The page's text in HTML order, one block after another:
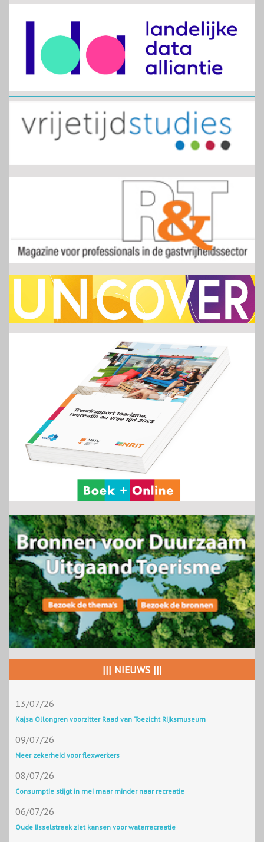
||| NIEUWS |||
13/07/26
Kajsa Ollongren voorzitter Raad van Toezicht Rijksmuseum
09/07/26
Meer zekerheid voor flexwerkers
08/07/26
Consumptie stijgt in mei maar minder naar recreatie
06/07/26
Oude IJsselstreek ziet kansen voor waterrecreatie